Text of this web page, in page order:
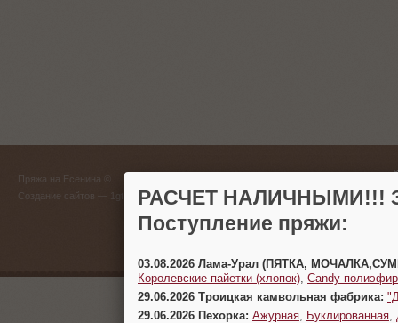
Пряжа на Есенина ©
Создание сайтов
(383)
г.
РАСЧЕТ НАЛИЧНЫМИ!!!
Поступление пряжи:
03.08.2026 Лама-Урал (ПЯТКА,
Королевские пайетки (хлопок) Candy
29.06.2026 Троицкая камвольная фабрика:
29.06.2026 Пехорка: Ажурная Буклированная